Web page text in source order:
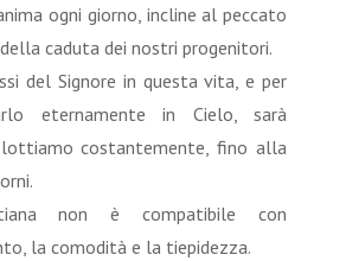
ogni giorno, incline al peccato
caduta dei nostri progenitori.
del Signore in questa vita, e per
eternamente in Cielo, sarà
lottiamo costantemente, fino alla
non è compatibile con
la comodità e la tiepidezza.